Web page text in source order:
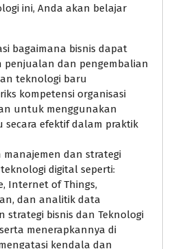
ini, Anda akan belajar
bagaimana bisnis dapat
penjualan dan pengembalian
teknologi baru
kompetensi organisasi
untuk menggunakan
secara efektif dalam praktik
manajemen dan strategi
digital seperti:
Internet of Things,
dan analitik data
strategi bisnis dan Teknologi
menerapkannya di
kendala dan